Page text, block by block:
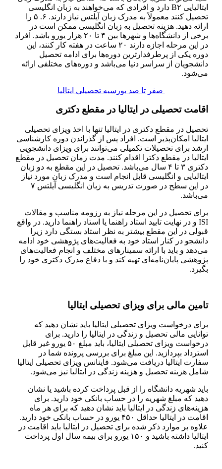
ایتالیایی B۲ دارد و افرادی که می‌خواهند به زبان انگلیسی
تحصیل کنند معمولاً به مدرک زبان آیلتس نیاز دارند. ۶. ۵ را
ارائه دهید. هزینه تحصیل به زبان انگلیسی ممکن است در
برخی از دانشگاه‌ها و شهر‌ها بین ۴ تا ۲۰ هزار یورو باشد. افراد
در این مرحله اجازه دارند ۲۰ ساعت در هفته کار کنند، این
دوره یکی از پرطرفدارترین دوره‌ها برای ادامه تحصیل
دانشجویان از سراسر دنیا می‌باشد و دوره‌های مختلفی ارائه
می‌شود.
صفر تا صد بورسیه تحصیلی ایتالیا
اقامت تحصیلی در ایتالیا در مقطع دکتری
تحصیل در مقطع دکتری در ایتالیا تنها با اخذ ویزای تحصیلی
ایتالیا امکان‌پذیر است. افراد پس از گذراندن دوره کارشناسی
ارشد برای تحصیلات تکمیلی می‌توانند برای ویزای دانشجویی
ایتالیا در مقطع دکترا اقدام کنند. مدت زمان تحصیل در مقطع
دکتری ۳ تا ۴ سال می‌باشد. تحصیل در این مقطع به دو زبان
ایتالیایی و انگلیسی قابل انجام است و مدرک زبان مورد نیاز
در این سطح در صورت تدریس به زبان انگلیسی آیلتس ۷
می‌باشد.
برای تحصیل در این مرحله نیاز به رزومه مناسب و مقالات
ISI و در نهایت تایید استاد راهنما یا استاد راهنما دارید. در واقع
قبولی در این مقطع بیشتر به نظر استاد بستگی دارد زیرا
دانشجو در کنار استاد خود به فعالیت‌های پژوهشی خود ادامه
می‌دهد و باید با ارائه سمینار‌های مختلف و انجام فعالیت‌های
پژوهشی پایان‌نامه‌ای تهیه کند و با دفاع مدرک دکتری خود را
بگیرد.
تامین مالی برای ویزای تحصیلی ایتالیا
برای درخواست ویزای تحصیلی ایتالیا باید نشان دهید که
توانایی مالی تحصیل و زندگی در ایتالیا را دارید. برای
درخواست ویزای تحصیلی ایتالیا، باید مبلغ ۵۰ یورو غیر قابل
استرداد بپردازید. این مبلغ برای بررسی پرونده شما در
سفارت ایتالیا دریافت می‌شود. فاینانس ویزای تحصیلی ایتالیا
شامل هزینه تحصیل و هزینه زندگی در ایتالیا نیز می‌شود.
باید شهریه دانشگاه را از قبل پرداخت کرده باشید یا نشان
دهید که مبلغ شهریه را در حساب بانکی خود دارید. برای
هزینه‌های زندگی در ایتالیا باید نشان دهید که برای هر ماه
اقامت در ایتالیا حداقل ۴۵۰ یورو در حساب بانکی خود دارید.
علاوه بر موارد ذکر شده برای تحصیل در ایتالیا باید اقامت در
ایتالیا داشته باشید و ۱۵۰ یورو برای بیمه سال اول پرداخت
کنید.